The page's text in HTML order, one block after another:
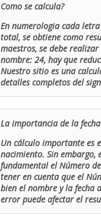
Como se calcula?
En numerologia cada
total, se obtiene como
maestros, se debe
nombre: 24, hay que
Nuestro sitio es una
detalles completos del
La importancia de la
Un cálculo importante es
nacimiento. Sin embargo,
fundamental el Número
tener en cuenta que el
bien el nombre y la fecha
error puede afectar el